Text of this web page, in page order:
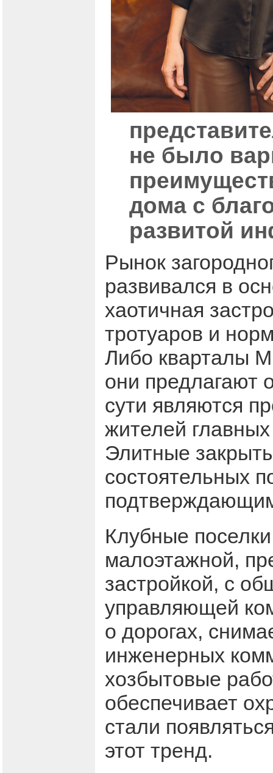
не было
дома с
развитой
Рынок
развивался в
хаотичная
тротуаров и
Либо кварталы
они предлагают
сути являются
жителей
Элитные
состоятельных
Клубные
малоэтажной,
застройкой, с
управляющей
о дорогах,
инженерных
хозбытовые
обеспечивает
стали
этот тренд.